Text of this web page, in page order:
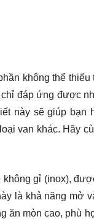
không thể thiếu
đáp ứng được
này sẽ giúp bạn
van khác. Hãy
gỉ (inox),
là khả năng mở
ăn mòn cao, phù